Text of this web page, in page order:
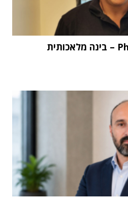
"העתיד הוא Physical AI – בינה מלאכותית